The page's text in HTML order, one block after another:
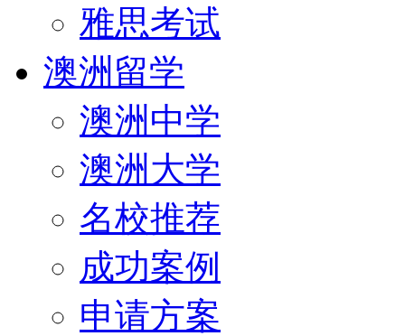
雅思考试
澳洲留学
澳洲中学
澳洲大学
名校推荐
成功案例
申请方案